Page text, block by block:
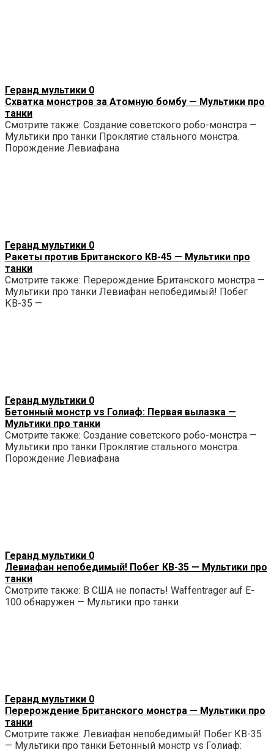
Геранд мультики 0
Схватка монстров за Атомную бомбу — Мультики про
танки
Смотрите также: Создание советского робо-монстра —
Мультики про танки Проклятие стального монстра.
Порождение Левиафана
Геранд мультики 0
Ракеты против Британского КВ-45 — Мультики про
танки
Смотрите также: Перерождение Британского монстра —
Мультики про танки Левиафан непобедимый! Побег
КВ-35 —
Геранд мультики 0
Бетонный монстр vs Голиаф: Первая вылазка —
Мультики про танки
Смотрите также: Создание советского робо-монстра —
Мультики про танки Проклятие стального монстра.
Порождение Левиафана
Геранд мультики 0
Левиафан непобедимый! Побег КВ-35 — Мультики про
танки
Смотрите также: В США не попасть! Waffentrager auf E-
100 обнаружен — Мультики про танки
Геранд мультики 0
Перерождение Британского монстра — Мультики про
танки
Смотрите также: Левиафан непобедимый! Побег КВ-35
— Мультики про танки Бетонный монстр vs Голиаф: